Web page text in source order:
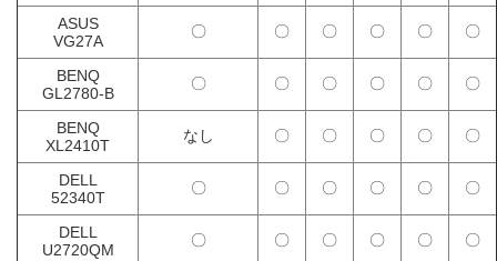
ASUS
VG27A
〇 〇 〇 〇 〇 〇
BENQ
GL2780-B
〇 〇 〇 〇 〇 〇
BENQ
XL2410T
なし 〇 〇 〇 〇 〇
DELL
52340T
〇 〇 〇 〇 〇 〇
DELL
U2720QM
〇 〇 〇 〇 〇 〇